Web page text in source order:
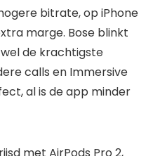
bitrate, op iPhone
marge. Bose blinkt
de krachtigste
calls en Immersive
al is de app minder
met AirPods Pro 2,